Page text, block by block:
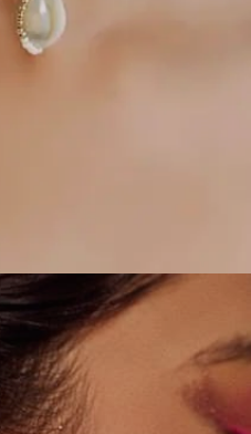
చెవిపోగులు
చెవిపోగులు ఇవి. ఈ
గవ్వలను దారాలతో